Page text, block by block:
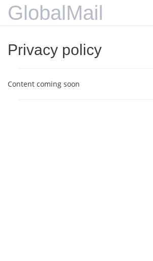
GlobalMail
Privacy policy
Content coming soon